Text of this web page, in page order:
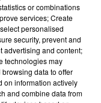
or combinations
services; Create
personalised
security, prevent and
advertising and content;
technologies may
data to offer
on information actively
and combine data from